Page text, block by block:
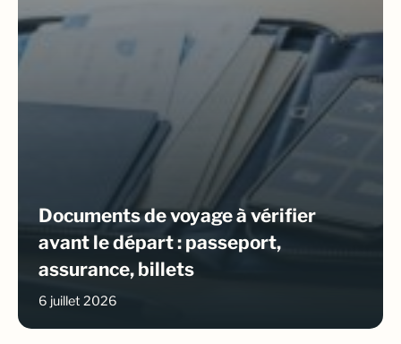
Documents de voyage à vérifier
avant le départ : passeport,
assurance, billets
6 juillet 2026